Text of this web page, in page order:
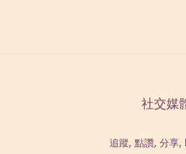
社交媒
追蹤, 點讚, 分享,